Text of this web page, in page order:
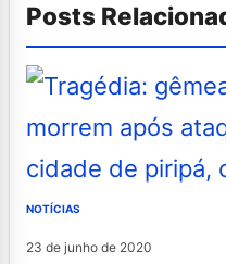
Posts
NOTÍCIAS
23 de junho de 2020